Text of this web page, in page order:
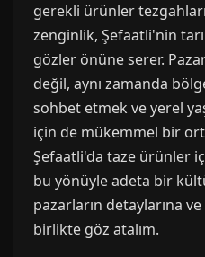
gerekli ürünler
zenginlik, Şefaatli'nin
gözler önüne serer.
değil, aynı zamanda
sohbet etmek ve yerel
için de mükemmel bir
Şefaatli'da taze ürünler
bu yönüyle adeta bir
pazarların detaylarına
birlikte göz atalım.